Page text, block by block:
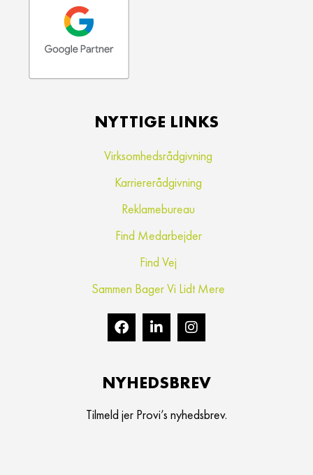
NYTTIGE LINKS
Virksomhedsrådgivning
Karriererådgivning
Reklamebureau
Find Medarbejder
Find Vej
Sammen Bager Vi Lidt Mere
NYHEDSBREV
Tilmeld jer Provi’s nyhedsbrev.